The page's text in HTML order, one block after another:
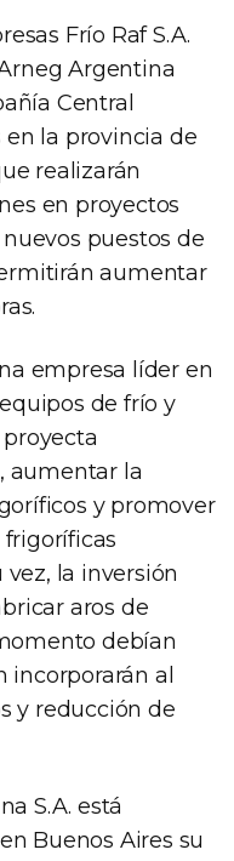
Frío Raf S.A.
Argentina
Central
la provincia de
realizarán
en proyectos
puestos de
aumentar
empresa líder en
de frío y
aumentar la
y promover
la inversión
aros de
debían
al
y reducción de
S.A. está
Buenos Aires su